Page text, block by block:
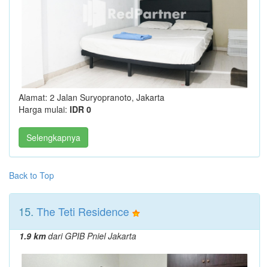
Alamat: 2 Jalan Suryopranoto, Jakarta
Harga mulai: IDR 0
Selengkapnya
Back to Top
15. The Teti Residence
1.9 kmdari GPIB Pniel Jakarta